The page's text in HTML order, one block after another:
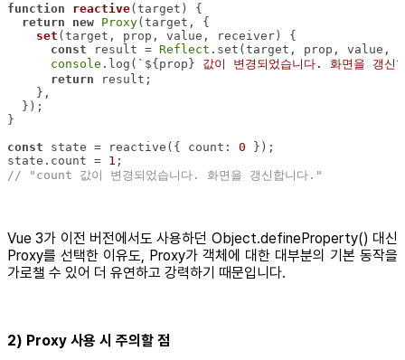
function reactive( target )
return
new Proxy
set ( target, prop, value, receiver )
const result = Reflect
console .log( ` ${prop} 값이 변경되었습니다. 화면을 갱신
return
const state = reactive({ count : 0
state.count = 1
// "count 값이 변경되었습니다. 화면을 갱신합니다."
Vue 3가 이전 버전에서도 사용하던 Object.defineProperty() 대신
Proxy를 선택한 이유도, Proxy가 객체에 대한 대부분의 기본 동작을
가로챌 수 있어 더 유연하고 강력하기 때문입니다.
2) Proxy 사용 시 주의할 점